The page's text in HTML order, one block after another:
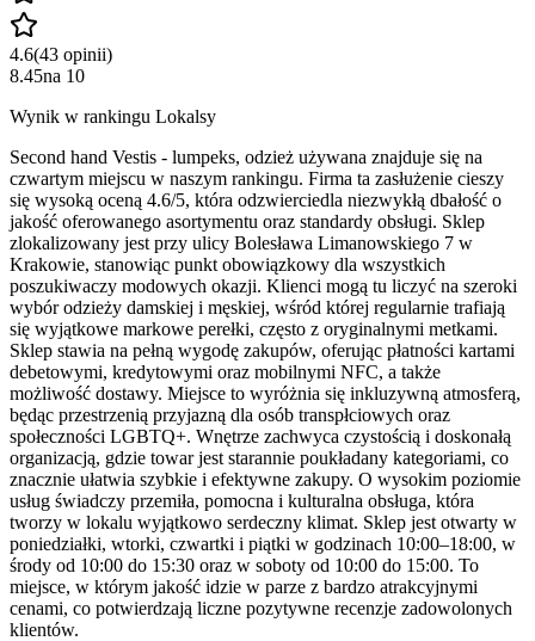
4.6(43 opinii)
8.45na 10
Wynik w rankingu Lokalsy
Second hand Vestis - lumpeks, odzież używana znajduje się na
czwartym miejscu w naszym rankingu. Firma ta zasłużenie cieszy
się wysoką oceną 4.6/5, która odzwierciedla niezwykłą dbałość o
jakość oferowanego asortymentu oraz standardy obsługi. Sklep
zlokalizowany jest przy ulicy Bolesława Limanowskiego 7 w
Krakowie, stanowiąc punkt obowiązkowy dla wszystkich
poszukiwaczy modowych okazji. Klienci mogą tu liczyć na szeroki
wybór odzieży damskiej i męskiej, wśród której regularnie trafiają
się wyjątkowe markowe perełki, często z oryginalnymi metkami.
Sklep stawia na pełną wygodę zakupów, oferując płatności kartami
debetowymi, kredytowymi oraz mobilnymi NFC, a także
możliwość dostawy. Miejsce to wyróżnia się inkluzywną atmosferą,
będąc przestrzenią przyjazną dla osób transpłciowych oraz
społeczności LGBTQ+. Wnętrze zachwyca czystością i doskonałą
organizacją, gdzie towar jest starannie poukładany kategoriami, co
znacznie ułatwia szybkie i efektywne zakupy. O wysokim poziomie
usług świadczy przemiła, pomocna i kulturalna obsługa, która
tworzy w lokalu wyjątkowo serdeczny klimat. Sklep jest otwarty w
poniedziałki, wtorki, czwartki i piątki w godzinach 10:00–18:00, w
środy od 10:00 do 15:30 oraz w soboty od 10:00 do 15:00. To
miejsce, w którym jakość idzie w parze z bardzo atrakcyjnymi
cenami, co potwierdzają liczne pozytywne recenzje zadowolonych
klientów.